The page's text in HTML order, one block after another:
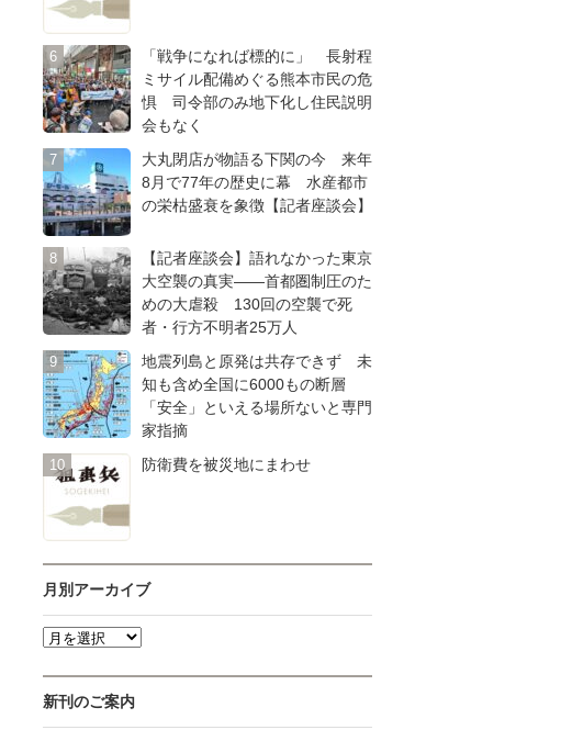
「戦争になれば標的に」 長射程
ミサイル配備めぐる熊本市民の危
惧 司令部のみ地下化し住民説明
会もなく
大丸閉店が物語る下関の今 来年
8月で77年の歴史に幕 水産都市
の栄枯盛衰を象徴【記者座談会】
【記者座談会】語れなかった東京
大空襲の真実――首都圏制圧のた
めの大虐殺 130回の空襲で死
者・行方不明者25万人
地震列島と原発は共存できず 未
知も含め全国に6000もの断層
「安全」といえる場所ないと専門
家指摘
防衛費を被災地にまわせ
月別アーカイブ
新刊のご案内